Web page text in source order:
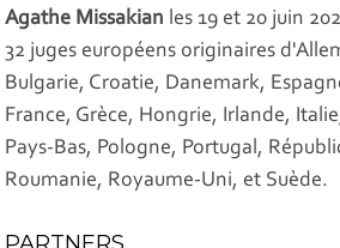
Agathe Missakian les 19 et 20 juin
32 juges européens originaires
Bulgarie, Croatie, Danemark,
France, Grèce, Hongrie, Irlande,
Pays-Bas, Pologne, Portugal,
Roumanie, Royaume-Uni, et Suède.